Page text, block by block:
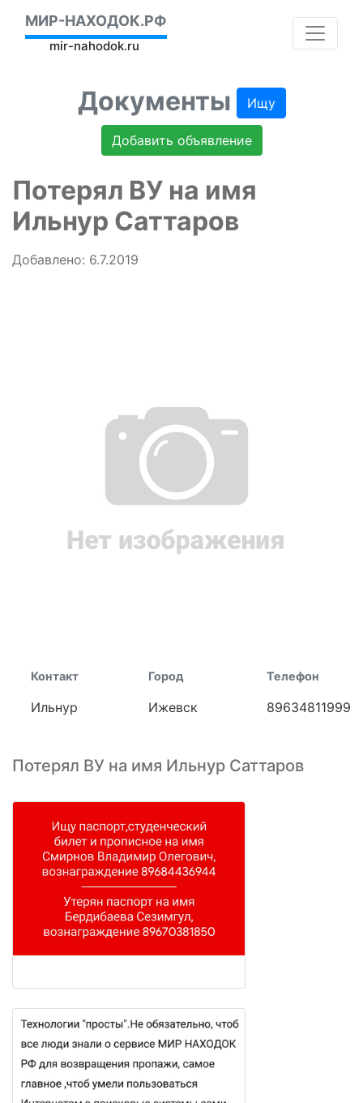
МИР-НАХОДОК.РФ
mir-nahodok.ru
Документы Ищу
Добавить объявление
Потерял ВУ на имя
Ильнур Саттаров
Добавлено: 6.7.2019
Контакт
Ильнур
Город
Ижевск
Телефон
89634811999
Потерял ВУ на имя Ильнур Саттаров